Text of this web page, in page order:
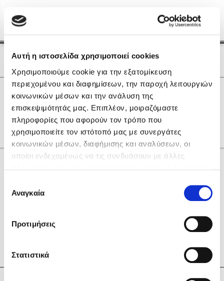
Αυτή η ιστοσελίδα χρησιμοποιεί cookies
Χρησιμοποιούμε cookie για την εξατομίκευση
περιεχομένου και διαφημίσεων, την παροχή λειτουργιών
κοινωνικών μέσων και την ανάλυση της
επισκεψιμότητάς μας. Επιπλέον, μοιραζόμαστε
πληροφορίες που αφορούν τον τρόπο που
χρησιμοποιείτε τον ιστότοπό μας με συνεργάτες
κοινωνικών μέσων, διαφήμισης και αναλύσεων, οι
οποίοι ενδεχομένως να τις συνδυάσουν με άλλες
των υπηρεσιών τους. Αν συνεχίσετε να χρησιμοποιείτε
την ιστοσελίδα μας, συναινείτε στη χρήση των cookies
συγκατάθεσης
Αναγκαία
Προτιμήσεις
Στατιστικά
Δημοφιλή Βιβλία
Lidia Branković
Το ξενοδοχείο των συναισθημάτων
Οι Συγγραφείς μας
0 Αποτελέσματα
D R X Δ Θ Ξ Ο Π Υ Ψ